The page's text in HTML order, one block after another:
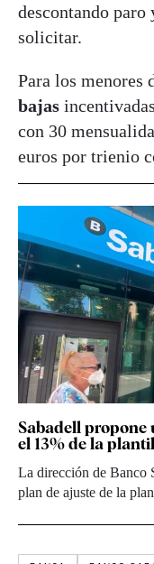
descontando paro
solicitar.
Para los menores
bajas
con 30
euros por trienio
Sabadell propone
el 13% de la
La dirección de Banco
plan de ajuste de la